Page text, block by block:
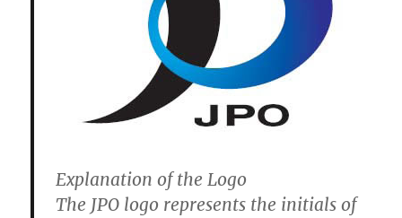
Explanation of the Logo
The JPO logo represents the initials of